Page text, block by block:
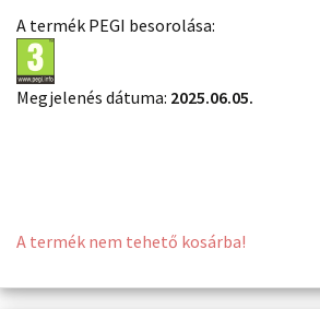
A termék PEGI besorolása:
Megjelenés dátuma: 2025.06.05.
A termék nem tehető kosárba!